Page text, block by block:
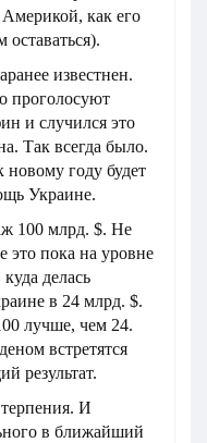
Америкой, как его
известнен.
проголосуют
и случился это
Так всегда было.
новому году будет
Украине.
100 млрд. $. Не
это пока на уровне
делась
в 24 млрд. $.
лучше, чем 24.
встретятся
результат.
И
в ближайший